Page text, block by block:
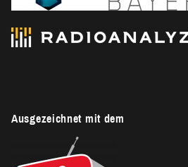
Ausgezeichnet mit dem